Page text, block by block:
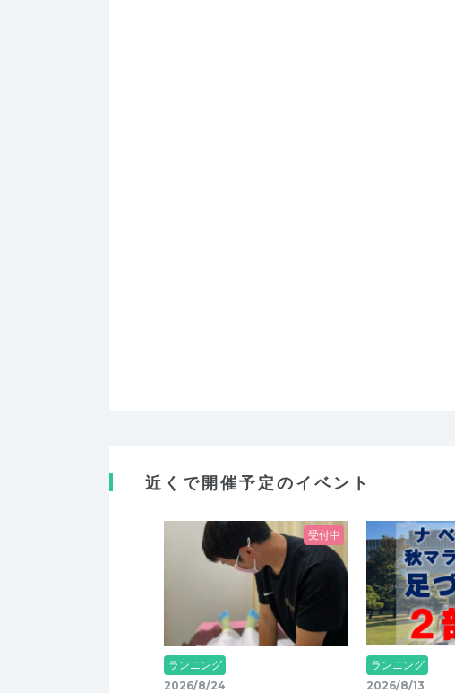
近くで開催予定のイベント
受付中
ランニング
2026/8/24
ランニング
2026/8/13